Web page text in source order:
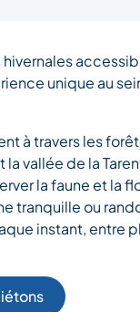
unique au
à travers les
vallée de la
la faune et la
tranquille ou
instant, entre